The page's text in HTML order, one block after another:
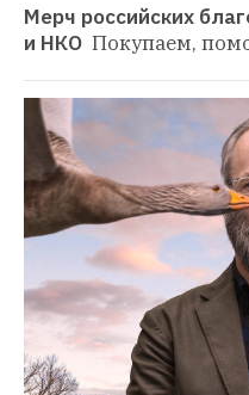
Мерч российских
и НКО Покупаем,